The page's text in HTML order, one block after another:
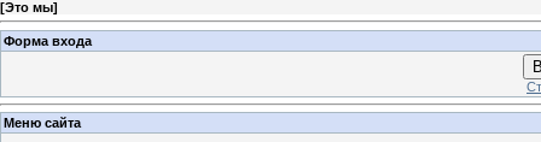
[Это мы]
Форма входа
Меню сайта